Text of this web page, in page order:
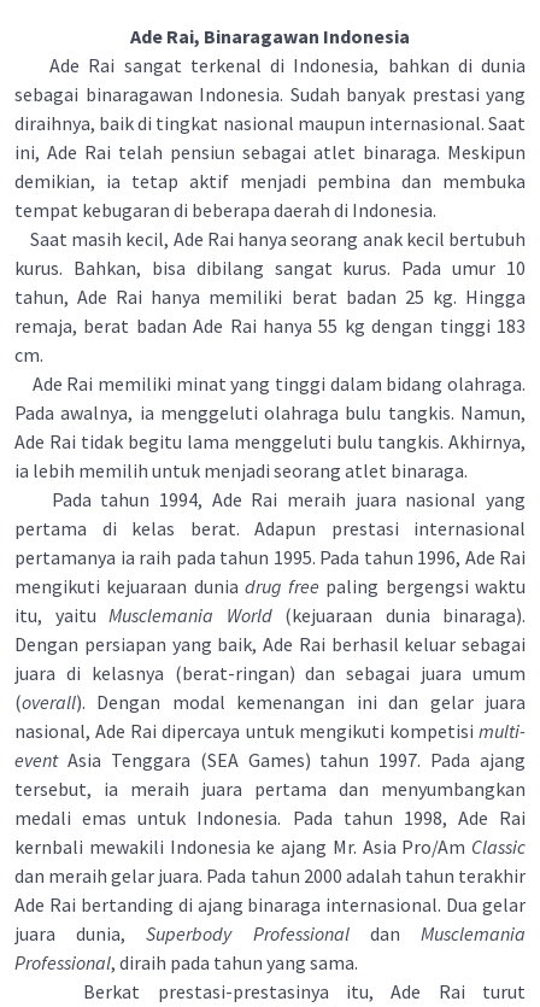
Ade Rai, Binaragawan Indonesia
Ade Rai sangat terkenal di Indonesia, bahkan di dunia
sebagai binaragawan Indonesia. Sudah banyak prestasi yang
diraihnya, baik di tingkat nasional maupun internasional. Saat
ini, Ade Rai telah pensiun sebagai atlet binaraga. Meskipun
demikian, ia tetap aktif menjadi pembina dan membuka
tempat kebugaran di beberapa daerah di Indonesia.
Saat masih kecil, Ade Rai hanya seorang anak kecil bertubuh
kurus. Bahkan, bisa dibilang sangat kurus. Pada umur 10
tahun, Ade Rai hanya memiliki berat badan 25 kg. Hingga
remaja, berat badan Ade Rai hanya 55 kg dengan tinggi 183
cm.
Ade Rai memiliki minat yang tinggi dalam bidang olahraga.
Pada awalnya, ia menggeluti olahraga bulu tangkis. Namun,
Ade Rai tidak begitu lama menggeluti bulu tangkis. Akhirnya,
ia lebih memilih untuk menjadi seorang atlet binaraga.
Pada tahun 1994, Ade Rai meraih juara nasionaI yang
pertama di kelas berat. Adapun prestasi internasional
pertamanya ia raih pada tahun 1995. Pada tahun 1996, Ade Rai
mengikuti kejuaraan dunia drug free paling bergengsi waktu
itu, yaitu Musclemania World(kejuaraan dunia binaraga).
Dengan persiapan yang baik, Ade Rai berhasil keluar sebagai
juara di kelasnya (berat-ringan) dan sebagai juara umum
(overall). Dengan modal kemenangan ini dan gelar juara
nasional, Ade Rai dipercaya untuk mengikuti kompetisi multi-
eventAsia Tenggara (SEA Games) tahun 1997. Pada ajang
tersebut, ia meraih juara pertama dan menyumbangkan
medali emas untuk Indonesia. Pada tahun 1998, Ade Rai
kernbali mewakili Indonesia ke ajang Mr. Asia Pro/Am Classic
dan meraih gelar juara. Pada tahun 2000 adalah tahun terakhir
Ade Rai bertanding di ajang binaraga internasional. Dua gelar
juara dunia,Superbody ProfessionaldanMusclemania
Professional, diraih pada tahun yang sama.
Berkat prestasi-prestasinya itu, Ade Rai turut